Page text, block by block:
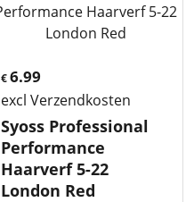
€6.99
excl Verzendkosten
Syoss Professional
Performance
Haarverf 5-22
London Red